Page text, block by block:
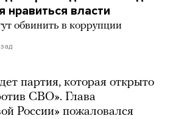
нравиться власти
обвинить в коррупции
партия, которая открыто
СВО». Глава
России» пожаловался